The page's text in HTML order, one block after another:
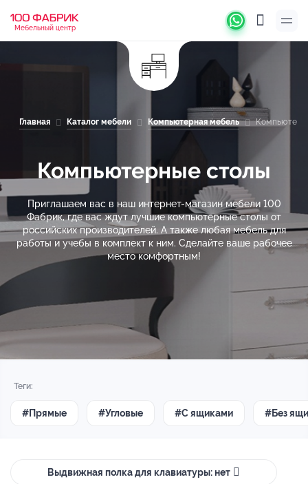
Мебельный центр
Главная Каталог мебели Компьютерная мебель
Компьютерные столы
Приглашаем вас в наш интернет-магазин мебели 100
Фабрик, где вас ждут лучшие компьютерные столы от
российских производителей. А также любая мебель для
работы и учебы в комплект к ним. Сделайте ваше рабочее
место комфортным!
Теги:
#Прямые #Угловые #С ящиками #Без
Выдвижная полка для клавиатуры: нет